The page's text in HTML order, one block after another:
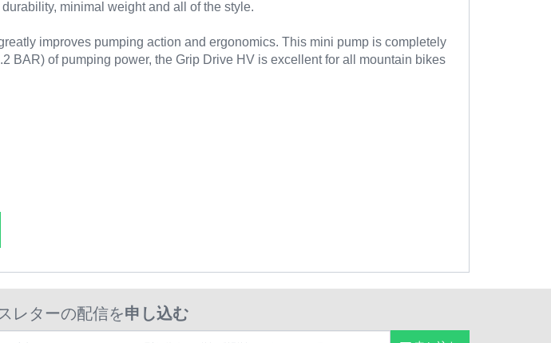
minimal weight and all of the style.
improves pumping action and ergonomics. This mini pump is completely
BAR) of pumping power, the Grip Drive HV is excellent for all mountain bikes
レターの配信を申し込む